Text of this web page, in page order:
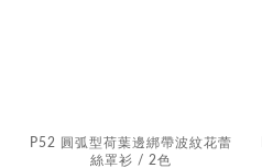
P52 圓弧型荷葉邊綁帶波紋花蕾
絲罩衫 / 2色